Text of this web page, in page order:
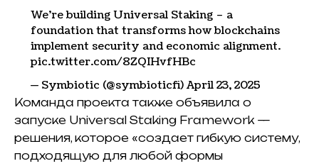
We’re building Universal Staking – a
foundation that transforms how blockchains
implement security and economic alignment.
pic.twitter.com/8ZQIHvfHBc
— Symbiotic (@symbioticfi) April 23, 2025
Команда проекта также объявила о
запуске Universal Staking Framework —
решения, которое «создает гибкую систему,
подходящую для любой формы